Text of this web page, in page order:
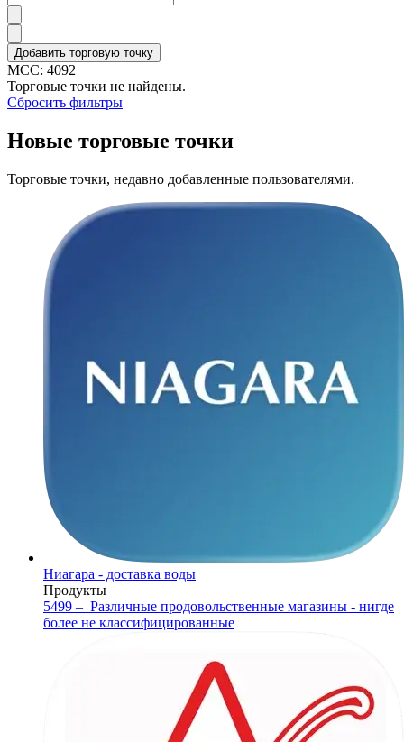
Добавить торговую точку
MCC: 4092
Торговые точки не найдены.
Сбросить фильтры
Новые торговые точки
Торговые точки, недавно добавленные пользователями.
Ниагара - доставка воды
Продукты
5499 – Различные продовольственные магазины - нигде
более не классифицированные